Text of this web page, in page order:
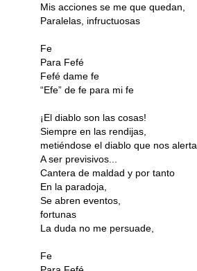
Mis acciones se me que quedan,
Paralelas, infructuosas
Fe
Para Fefé
Fefé dame fe
“Efe” de fe para mi fe
¡El diablo son las cosas!
Siempre en las rendijas,
metiéndose el diablo que nos alerta
A ser previsivos...
Cantera de maldad y por tanto
En la paradoja,
Se abren eventos,
fortunas
La duda no me persuade,
Fe